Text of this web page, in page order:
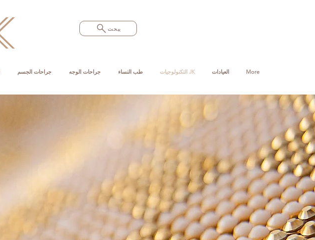
جراحات الجسم جراحات الوجه طب النساء التكنولوجيات JK العيادات More
يبحث